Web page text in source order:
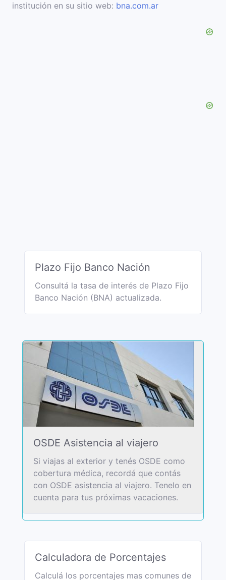
institución en su sitio web: bna.com.ar
Plazo Fijo Banco Nación
Consultá la tasa de interés de Plazo Fijo
Banco Nación (BNA) actualizada.
OSDE Asistencia al viajero
Si viajas al exterior y tenés OSDE como
cobertura médica, recordá que contás
con OSDE asistencia al viajero. Tenelo en
cuenta para tus próximas vacaciones.
Calculadora de Porcentajes
Calculá los porcentajes mas comunes de